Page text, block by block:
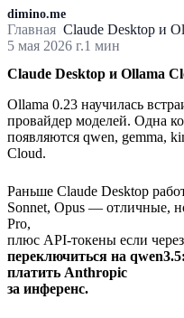
dimino.me
Главная Claude Desktop и
5 мая 2026 г.1 мин
Claude Desktop и Ollama
Ollama 0.23 научилась
провайдер моделей. Одна
появляются qwen, gemma,
Cloud.
Раньше Claude Desktop
Sonnet, Opus — отличные,
Pro,
плюс API-токены если
переключиться на
платить Anthropic
за инференс.